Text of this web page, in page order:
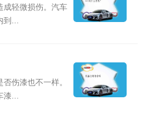
成轻微损伤。汽车
...
伤漆也不一样。
...